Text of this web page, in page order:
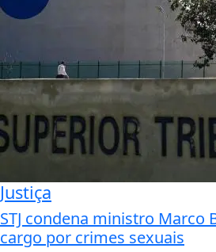
Justiça
STJ condena ministro Marco
cargo por crimes sexuais